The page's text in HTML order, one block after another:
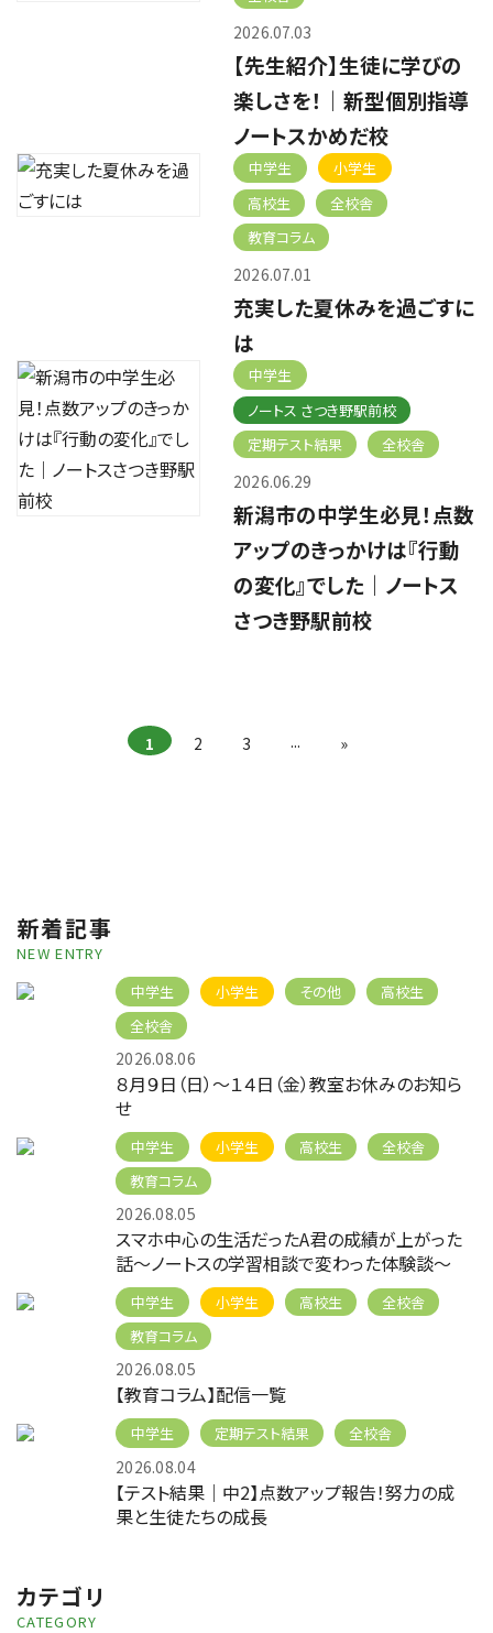
2026.07.03
【先生紹介】生徒に学びの
楽しさを！｜新型個別指導
ノートスかめだ校
中学生
小学生
高校生
全校舎
教育コラム
2026.07.01
充実した夏休みを過ごすに
は
中学生
ノートス さつき野駅前校
定期テスト結果
全校舎
2026.06.29
新潟市の中学生必見！点数
アップのきっかけは『行動
の変化』でした｜ノートス
さつき野駅前校
1 2 3 ... »
新着記事
NEW ENTRY
中学生
小学生 その他
高校生
全校舎
2026.08.06
８月９日（日）～１４日（金）教室お休みのお知ら
せ
中学生 小学生 高校生
全校舎
教育コラム
2026.08.05
スマホ中心の生活だったA君の成績が上がった
話～ノートスの学習相談で変わった体験談～
中学生 小学生 高校生
全校舎
教育コラム
2026.08.05
【教育コラム】配信一覧
中学生 定期テスト結果 全校舎
2026.08.04
【テスト結果｜中2】点数アップ報告！努力の成
果と生徒たちの成長
カテゴリ
CATEGORY